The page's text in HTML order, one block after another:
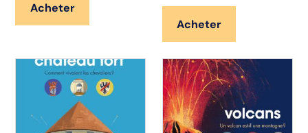
Acheter
Acheter